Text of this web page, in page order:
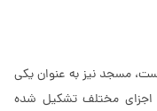
مسجد نیز به عنوان یکی
اجزای مختلف تشکیل شده